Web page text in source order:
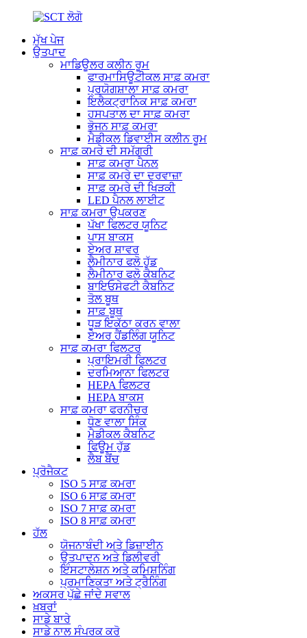
ਮੁੱਖ ਪੇਜ
ਉਤਪਾਦ
ਮਾਡਿਊਲਰ ਕਲੀਨ ਰੂਮ
ਫਾਰਮਾਸਿਊਟੀਕਲ ਸਾਫ਼ ਕਮਰਾ
ਪ੍ਰਯੋਗਸ਼ਾਲਾ ਸਾਫ਼ ਕਮਰਾ
ਇਲੈਕਟ੍ਰਾਨਿਕ ਸਾਫ਼ ਕਮਰਾ
ਹਸਪਤਾਲ ਦਾ ਸਾਫ਼ ਕਮਰਾ
ਭੋਜਨ ਸਾਫ਼ ਕਮਰਾ
ਮੈਡੀਕਲ ਡਿਵਾਈਸ ਕਲੀਨ ਰੂਮ
ਸਾਫ਼ ਕਮਰੇ ਦੀ ਸਮੱਗਰੀ
ਸਾਫ਼ ਕਮਰਾ ਪੈਨਲ
ਸਾਫ਼ ਕਮਰੇ ਦਾ ਦਰਵਾਜ਼ਾ
ਸਾਫ਼ ਕਮਰੇ ਦੀ ਖਿੜਕੀ
LED ਪੈਨਲ ਲਾਈਟ
ਸਾਫ਼ ਕਮਰਾ ਉਪਕਰਣ
ਪੱਖਾ ਫਿਲਟਰ ਯੂਨਿਟ
ਪਾਸ ਬਾਕਸ
ਏਅਰ ਸ਼ਾਵਰ
ਲੈਮੀਨਾਰ ਫਲੋ ਹੁੱਡ
ਲੈਮੀਨਾਰ ਫਲੋ ਕੈਬਨਿਟ
ਬਾਇਓਸੇਫਟੀ ਕੈਬਨਿਟ
ਤੋਲ ਬੂਥ
ਸਾਫ਼ ਬੂਥ
ਧੂੜ ਇਕੱਠਾ ਕਰਨ ਵਾਲਾ
ਏਅਰ ਹੈਂਡਲਿੰਗ ਯੂਨਿਟ
ਸਾਫ਼ ਕਮਰਾ ਫਿਲਟਰ
ਪ੍ਰਾਇਮਰੀ ਫਿਲਟਰ
ਦਰਮਿਆਨਾ ਫਿਲਟਰ
HEPA ਫਿਲਟਰ
HEPA ਬਾਕਸ
ਸਾਫ਼ ਕਮਰਾ ਫਰਨੀਚਰ
ਧੋਣ ਵਾਲਾ ਸਿੰਕ
ਮੈਡੀਕਲ ਕੈਬਨਿਟ
ਫਿਊਮ ਹੁੱਡ
ਲੈਬ ਬੈਂਚ
ਪ੍ਰੋਜੈਕਟ
ISO 5 ਸਾਫ਼ ਕਮਰਾ
ISO 6 ਸਾਫ਼ ਕਮਰਾ
ISO 7 ਸਾਫ਼ ਕਮਰਾ
ISO 8 ਸਾਫ਼ ਕਮਰਾ
ਹੱਲ
ਯੋਜਨਾਬੰਦੀ ਅਤੇ ਡਿਜ਼ਾਈਨ
ਉਤਪਾਦਨ ਅਤੇ ਡਿਲੀਵਰੀ
ਇੰਸਟਾਲੇਸ਼ਨ ਅਤੇ ਕਮਿਸ਼ਨਿੰਗ
ਪ੍ਰਮਾਣਿਕਤਾ ਅਤੇ ਟ੍ਰੈਨਿੰਗ
ਅਕਸਰ ਪੁੱਛੇ ਜਾਂਦੇ ਸਵਾਲ
ਖ਼ਬਰਾਂ
ਸਾਡੇ ਬਾਰੇ
ਸਾਡੇ ਨਾਲ ਸੰਪਰਕ ਕਰੋ